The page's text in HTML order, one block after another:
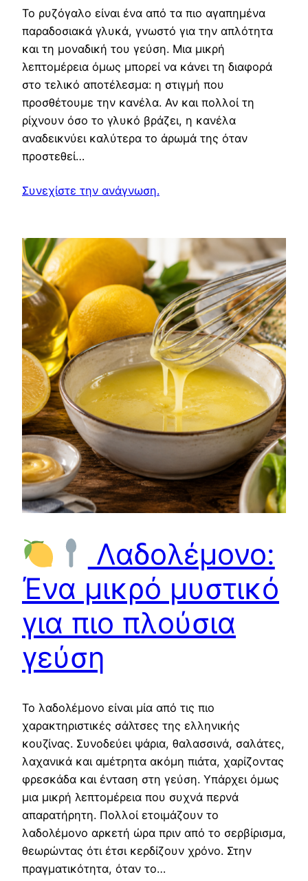
Το ρυζόγαλο είναι ένα από τα πιο αγαπημένα
παραδοσιακά γλυκά, γνωστό για την απλότητα
και τη μοναδική του γεύση. Μια μικρή
λεπτομέρεια όμως μπορεί να κάνει τη διαφορά
στο τελικό αποτέλεσμα: η στιγμή που
προσθέτουμε την κανέλα. Αν και πολλοί τη
ρίχνουν όσο το γλυκό βράζει, η κανέλα
αναδεικνύει καλύτερα το άρωμά της όταν
προστεθεί…
Συνεχίστε την ανάγνωση.
Λαδολέμονο:
Ένα μικρό μυστικό
για πιο πλούσια
γεύση
Το λαδολέμονο είναι μία από τις πιο
χαρακτηριστικές σάλτσες της ελληνικής
κουζίνας. Συνοδεύει ψάρια, θαλασσινά, σαλάτες,
λαχανικά και αμέτρητα ακόμη πιάτα, χαρίζοντας
φρεσκάδα και ένταση στη γεύση. Υπάρχει όμως
μια μικρή λεπτομέρεια που συχνά περνά
απαρατήρητη. Πολλοί ετοιμάζουν το
λαδολέμονο αρκετή ώρα πριν από το σερβίρισμα,
θεωρώντας ότι έτσι κερδίζουν χρόνο. Στην
πραγματικότητα, όταν το…